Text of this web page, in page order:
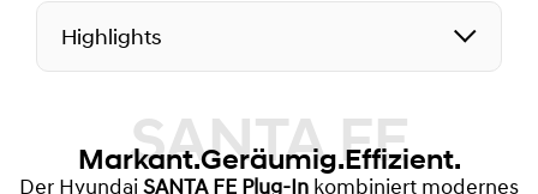
Highlights
SANTA FE
Markant.Geräumig.Effizient.
Der Hyundai SANTA FE Plug-In kombiniert modernes